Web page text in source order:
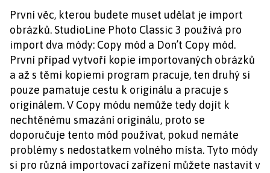
První věc, kterou budete muset udělat je import
obrázků. StudioLine Photo Classic 3 používá pro
import dva módy: Copy mód a Don’t Copy mód.
První případ vytvoří kopie importovaných obrázků
a až s těmi kopiemi program pracuje, ten druhý si
pouze pamatuje cestu k originálu a pracuje s
originálem. V Copy módu nemůže tedy dojít k
nechtěnému smazání originálu, proto se
doporučuje tento mód používat, pokud nemáte
problémy s nedostatkem volného místa. Tyto módy
si pro různá importovací zařízení můžete nastavit v